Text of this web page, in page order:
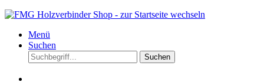
Menü
Suchen
Suchen